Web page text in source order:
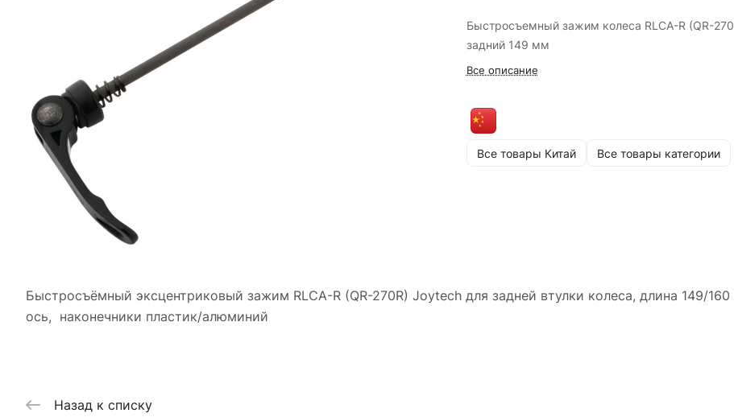
Быстросъемный зажим колеса RLCA-R (QR-
задний 149 мм
Все описание
Все товары Китай Все товары категории
Быстросъёмный эксцентриковый зажим RLCA-R (QR-270R) Joytech для задней втулки колеса, длина 149/
ось, наконечники пластик/алюминий
Назад к списку